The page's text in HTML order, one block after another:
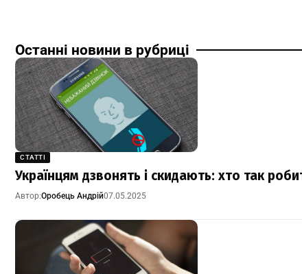
Останні новини в рубриці
СТАТТІ
Українцям дзвонять і скидають: хто так
Автор:Оробець Андрій07.05.2025